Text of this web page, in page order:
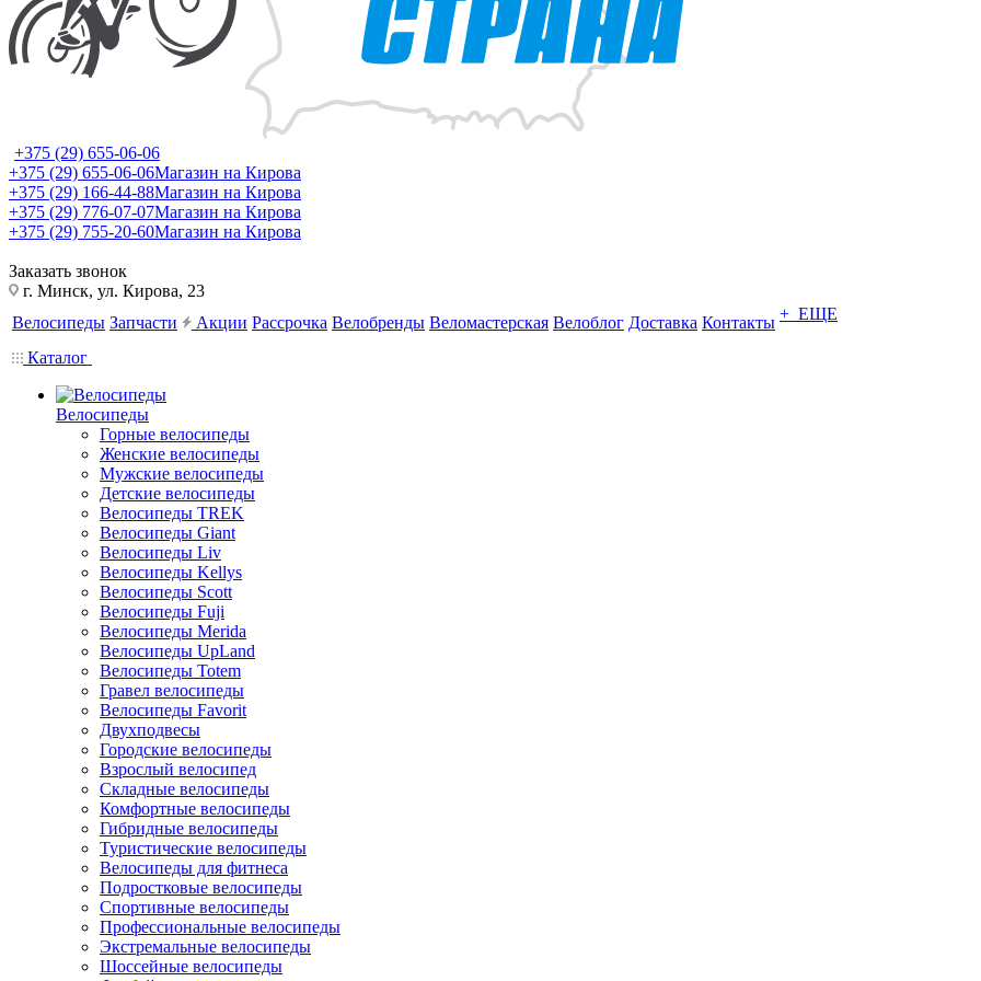
+375 (29) 655-06-06
+375 (29) 655-06-06Магазин на Кирова
+375 (29) 166-44-88Магазин на Кирова
+375 (29) 776-07-07Магазин на Кирова
+375 (29) 755-20-60Магазин на Кирова
Заказать звонок
г. Минск, ул. Кирова, 23
Велосипеды Запчасти Акции Рассрочка Велобренды Веломастерская Велоблог Доставка Контакты + ЕЩЕ
Каталог
Велосипеды
Горные велосипеды
Женские велосипеды
Мужские велосипеды
Детские велосипеды
Велосипеды TREK
Велосипеды Giant
Велосипеды Liv
Велосипеды Kellys
Велосипеды Scott
Велосипеды Fuji
Велосипеды Merida
Велосипеды UpLand
Велосипеды Totem
Гравел велосипеды
Велосипеды Favorit
Двухподвесы
Городские велосипеды
Взрослый велосипед
Складные велосипеды
Комфортные велосипеды
Гибридные велосипеды
Туристические велосипеды
Велосипеды для фитнеса
Подростковые велосипеды
Спортивные велосипеды
Профессиональные велосипеды
Экстремальные велосипеды
Шоссейные велосипеды